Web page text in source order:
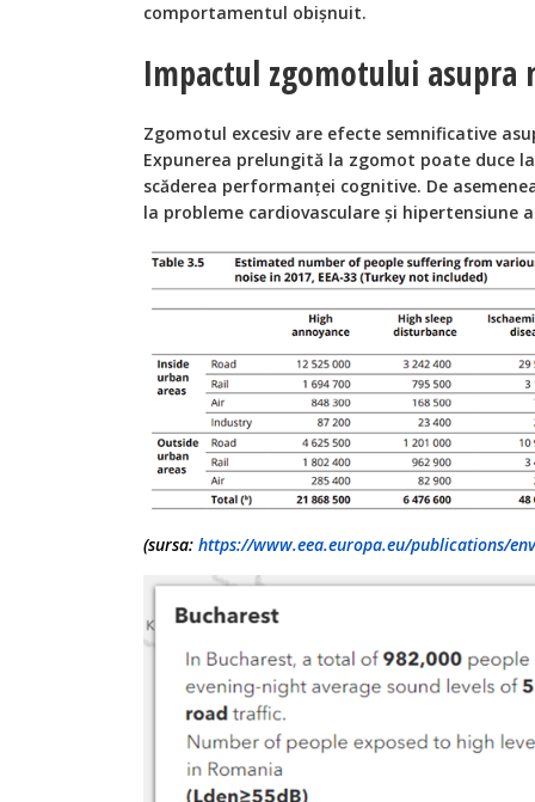
comportamentul obișnuit.
Impactul zgomotului asupra
Zgomotul excesiv are efecte semnificative
Expunerea prelungită la zgomot poate duce
scăderea performanței cognitive. De
la probleme cardiovasculare și hipertensiune
(sursa: https://www.eea.europa.eu/publications/